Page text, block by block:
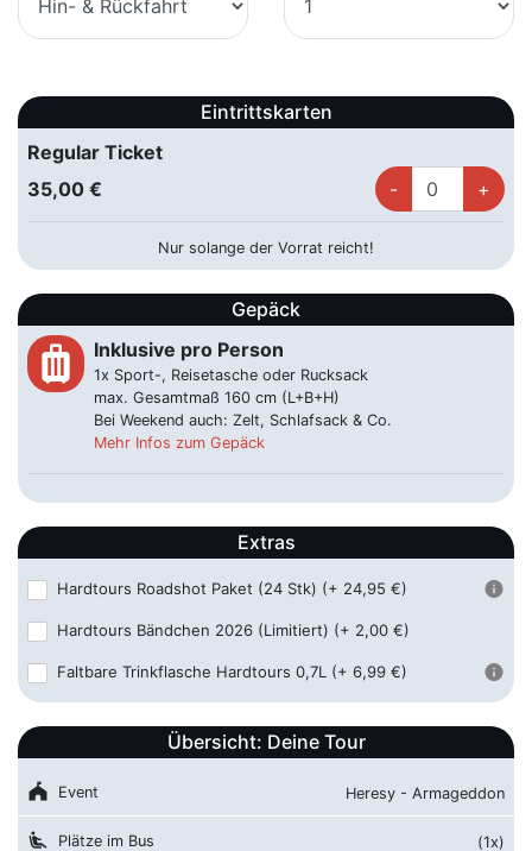
Bahnhofsplatz, 33602 Bielefeld 05.09.2026 ca. 13:15 Uhr
Wittener Str. 38, 44787 Bochum
Bonn - ZOB
05.09.2026 ca. 16:30 Uhr
Darmstadt - Hbf 89,00 €
Zweifalltorweg, 64293 Darmstadt 05.09.2026 ca. 12:45 Uhr
Steinstraße 39, 44147 Dortmund
Duisburg - ZOB
Mercatorstraße 74 - 80, 47051
Duisburg
05.09.2026 ca. 17:00 Uhr
Düsseldorf - ZOB
Worringer Straße 140, 40210
Düsseldorf
05.09.2026 ca. 17:00 Uhr
Essen - ZOB
Freiheit 5, 45127 Essen 05.09.2026 ca. 16:45 Uhr
Frankfurt am Main - ZOB 89,00 €
Stuttgarter Str. 26, 60329
Frankfurt am Main
05.09.2026 ca. 13:00 Uhr
Eintrittskarten
Regular Ticket
35,00 €
Nur solange der Vorrat reicht!
Gepäck
luggage Inklusive pro Person
1x Sport-, Reisetasche oder Rucksack
max. Gesamtmaß 160 cm (L+B+H)
Bei Weekend auch: Zelt, Schlafsack & Co.
Mehr Infos zum Gepäck
Extras
Hardtours Roadshot Paket (24 Stk) (+ 24,95 €)
Hardtours Bändchen 2026 (Limitiert) (+ 2,00 €)
Faltbare Trinkflasche Hardtours 0,7L (+ 6,99 €)
Übersicht: Deine Tour
festival Event Heresy - Armageddon
airline_seat_recline_extra Plätze im Bus (1x)